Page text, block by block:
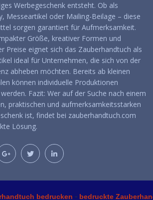
Werbegeschenk entsteht. Ob als
Messeartikel oder Mailing-Beilage – diese
sorgen garantiert für Aufmerksamkeit.
Größe, kreativer Formen und
Preise eignet sich das Zauberhandtuch als
ideal für Unternehmen, die sich von der
abheben möchten. Bereits ab kleinen
können individuelle Produktionen
Fazit: Wer auf der Suche nach einem
praktischen und aufmerksamkeitsstarken
ist, findet bei zauberhandtuch.com
Lösung.
bedrucken - bedruckte